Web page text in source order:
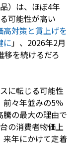
）は、ほぼ4年
可能性が高い
高対策と賃上げを
に」、2026年2月
移を続けるだろ
に転じる可能性
々年並みの5％
の最大の理由で
の消費者物価上
来年にかけて定着